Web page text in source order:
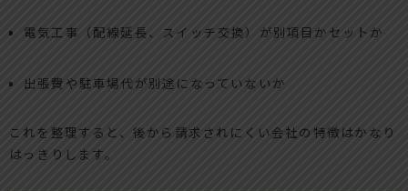
電気工事（配線延長、スイッチ交換）が別項目かセットか
出張費や駐車場代が別途になっていないか
これを整理すると、後から請求されにくい会社の特徴はかなり
はっきりします。